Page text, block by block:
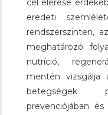
cél elérése
eredeti
rendszerszinten,
meghatározó
nutríció,
mentén vizsgálja
betegségek
prevenciójában